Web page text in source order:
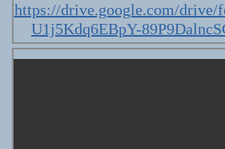
https://drive.google.com/
U1j5Kdq6EBpY-